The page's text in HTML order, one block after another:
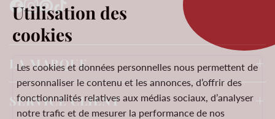
LA MARQUE
SERVICE CLIENT
Utilisation des
cookies
Les cookies et données personnelles nous permettent de
personnaliser le contenu et les annonces, d’offrir des
fonctionnalités relatives aux médias sociaux, d’analyser
notre trafic et de mesurer la performance de nos